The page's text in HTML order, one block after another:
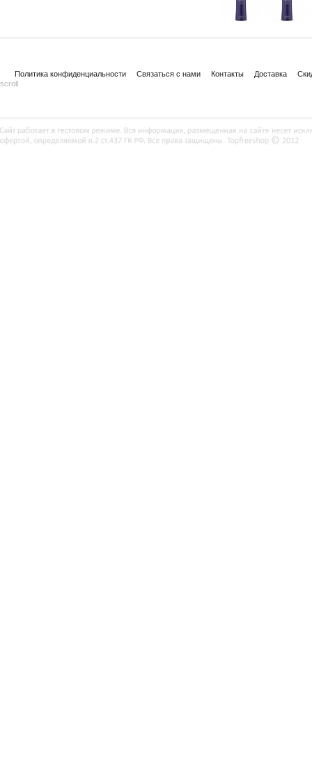
Политика конфиденциальности Связаться с нами Контакты Доставка
scroll